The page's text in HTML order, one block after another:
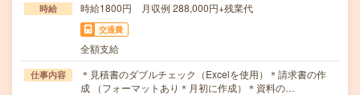
時給 時給1800円 月収例 288,000円+残業代
交通費
全額支給
仕事内容
＊見積書のダブルチェック（Excelを使用）＊請求書の作
成 （フォーマットあり＊月初に作成）＊資料の…